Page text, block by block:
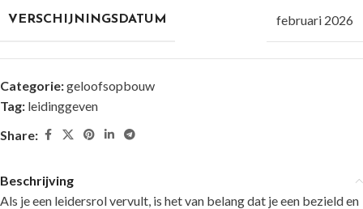
VERSCHIJNINGSDATUM februari 2026
Categorie:geloofsopbouw
Tag: leidinggeven
Share:
Beschrijving
Als je een leidersrol vervult, is het van belang dat je een bezield en